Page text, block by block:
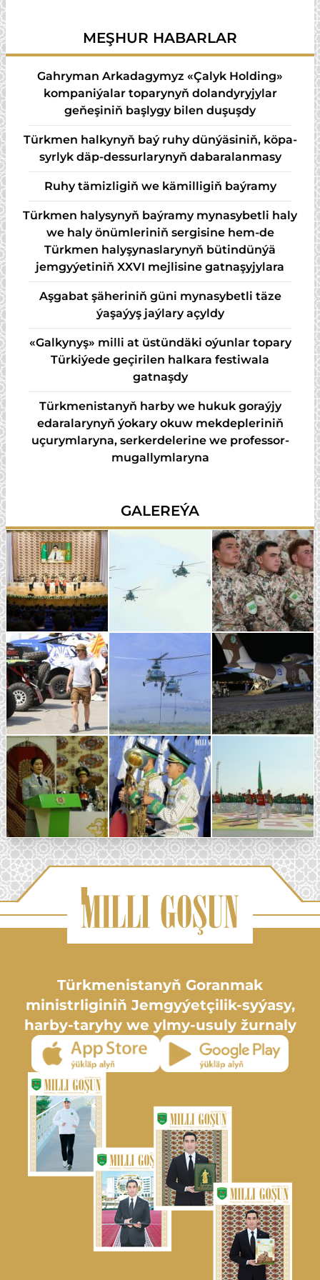
MEŞHUR HABARLAR
Gahryman Arkadagymyz «Çalyk Holding»
kompaniýalar toparynyň dolandyryjylar
geňeşiniň başlygy bilen duşuşdy
Türk­men hal­ky­nyň baý ru­hy dün­ýä­si­niň, kö­pa­
syr­lyk däp-des­sur­la­ry­nyň da­ba­ra­lan­ma­sy
Ruhy tämizligiň we kämilligiň baýramy
Türkmen halysynyň baýramy mynasybetli haly
we haly önümleriniň sergisine hem-de
Türkmen halyşynaslarynyň bütindünýä
jemgyýetiniň XXVI mejlisine gatnaşyjylara
Aşgabat şäheriniň güni mynasybetli täze
ýaşaýyş jaýlary açyldy
«Galkynyş» milli at üstündäki oýunlar topary
Türkiýede geçirilen halkara festiwala
gatnaşdy
Türkmenistanyň harby we hukuk goraýjy
edaralarynyň ýokary okuw mekdepleriniň
uçurymlaryna, serkerdelerine we professor-
mugallymlaryna
GALEREÝA
Türkmenistanyň Goranmak
ministrliginiň Jemgyýetçilik-syýasy,
harby-taryhy we ylmy-usuly žurnaly